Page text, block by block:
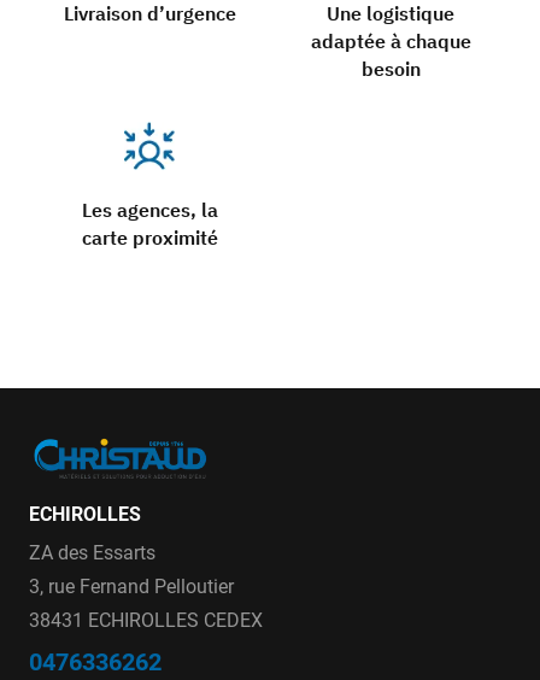
Livraison d’urgence
Une logistique
adaptée à chaque
besoin
Les agences, la
carte proximité
ECHIROLLES
ZA des Essarts
3, rue Fernand Pelloutier
38431 ECHIROLLES CEDEX
0476336262